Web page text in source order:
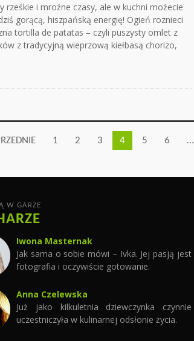
rześkie i mroźne czasy, ale w kuchni możecie
gorącą, hiszpańską energię! Ogień roznieci
tortilla de patatas – czyli puszysty omlet z
z tradycyjną wieprzową kiełbasą chorizo,
1 2 3 4 5 6 …
W GARZE
Iwona Masternak
Jak sama o sobie mówi – Ivka. Jej pasją jest
fotografia i oczywiście gotowanie.
Anna Czelewska
Już jako kilkuletnia dziewczynka czynnie
uczestniczyła w kulinarnej odsłonie życia.